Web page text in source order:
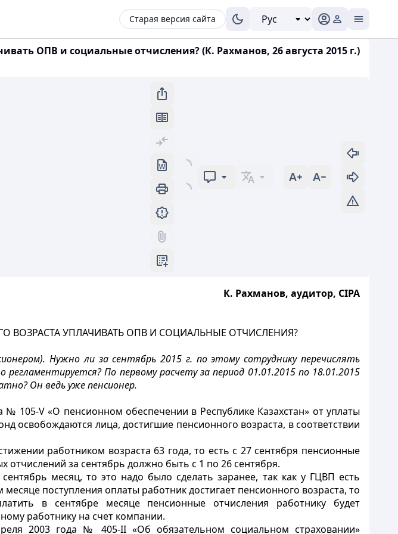
Старая версия сайта
ОПВ и социальные отчисления? (К. Рахманов, 26 августа 2015 г.)
К. Рахманов, аудитор, СIPA
УПЛАЧИВАТЬ ОПВ И СОЦИАЛЬНЫЕ ОТЧИСЛЕНИЯ?
Нужно ли за сентябрь 2015 г. по этому сотруднику перечислять
По первому расчету за период 01.01.2015 по 18.01.2015
Он ведь уже пенсионер.
№ 105-V «О пенсионном обеспечении в Республике Казахстан» от уплаты
освобождаются лица, достигшие пенсионного возраста, в соответствии
работником возраста 63 года, то есть с 27 сентября пенсионные
за сентябрь должно быть с 1 по 26 сентября.
месяц, то это надо было сделать заранее, так как у ГЦВП есть
поступления оплаты работник достигает пенсионного возраста, то
в сентябре месяце пенсионные отчисления работнику будет
работнику на счет компании.
2003 года № 405-II «Об обязательном социальном страховании»